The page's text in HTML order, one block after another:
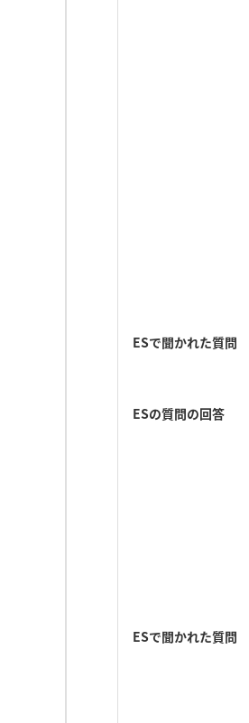
ESで聞かれた質問
ESの質問の回答
ESで聞かれた質問